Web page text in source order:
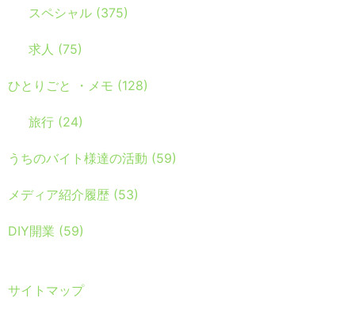
スペシャル (375)
求人 (75)
ひとりごと ・メモ (128)
旅行 (24)
うちのバイト様達の活動 (59)
メディア紹介履歴 (53)
DIY開業 (59)
サイトマップ